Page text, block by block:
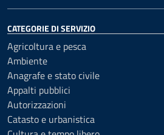
CATEGORIE DI SERVIZIO
Agricoltura e pesca
Ambiente
Anagrafe e stato civile
Appalti pubblici
Autorizzazioni
Catasto e urbanistica